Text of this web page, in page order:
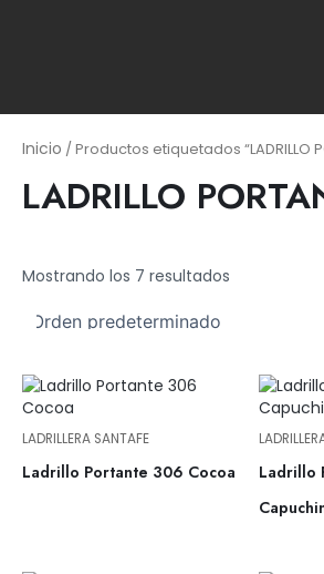
Nosotros
Inicio / Productos etiquetados “LADRILLO
LADRILLO
Mostrando los 7 resultados
LADRILLERA SANTAFE
Ladrillo Portante 306 Cocoa
Ladrillo